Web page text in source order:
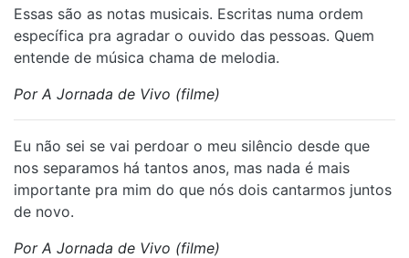
Essas são as notas musicais. Escritas numa ordem
específica pra agradar o ouvido das pessoas. Quem
entende de música chama de melodia.
Por A Jornada de Vivo (filme)
Eu não sei se vai perdoar o meu silêncio desde que
nos separamos há tantos anos, mas nada é mais
importante pra mim do que nós dois cantarmos juntos
de novo.
Por A Jornada de Vivo (filme)